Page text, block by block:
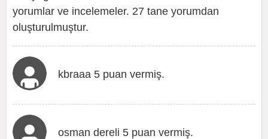
yorumlar ve incelemeler. 27 tane yorumdan
oluşturulmuştur.
kbraaa 5 puan vermiş.
osman dereli 5 puan vermiş.